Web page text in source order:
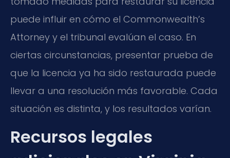
puede influir en cómo el Commonwealth’s
Attorney y el tribunal evalúan el caso. En
ciertas circunstancias, presentar prueba de
que la licencia ya ha sido restaurada puede
llevar a una resolución más favorable. Cada
situación es distinta, y los resultados varían.
Recursos legales